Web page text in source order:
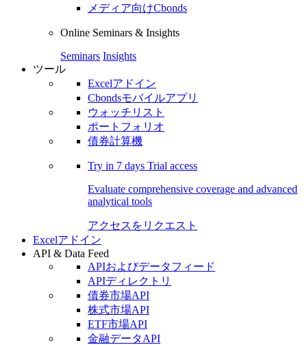
メディア向けCbonds
Online Seminars & Insights
Seminars Insights
ツール
Excelアドイン
Cbondsモバイルアプリ
ウォッチリスト
ポートフォリオ
債券計算機
Try in 7 days Trial access
Evaluate comprehensive coverage and advanced
analytical tools
アクセスをリクエスト
Excelアドイン
API & Data Feed
APIおよびデータフィード
APIディレクトリ
債券市場API
株式市場API
ETF市場API
金融データAPI